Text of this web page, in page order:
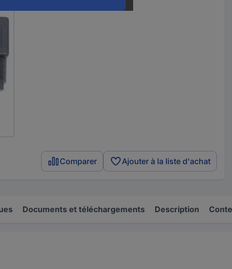
Comparer Ajouter à la liste d'achat
Documents et téléchargements Description